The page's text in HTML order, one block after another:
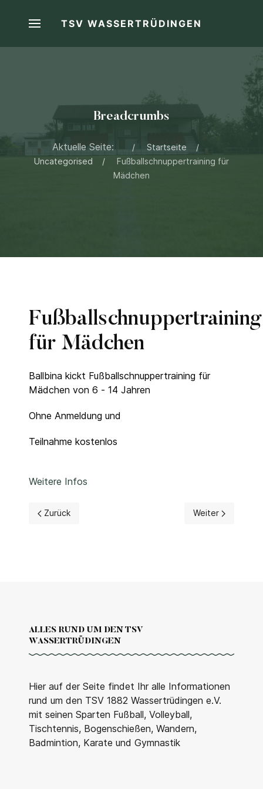
TSV WASSERTRÜDINGEN
Breadcrumbs
Aktuelle Seite:
Startseite
Uncategorised
Fußballschnuppertraining für
Mädchen
Fußballschnuppertraining
für Mädchen
Ballbina kickt Fußballschnuppertraining für
Mädchen von 6 - 14 Jahren
Ohne Anmeldung und
Teilnahme kostenlos
Weitere Infos
Vorheriger Beitrag: Spielplan Mitternachtsturnier 2025
Zurück Nächster
Weiter
ALLES RUND UM DEN TSV
WASSERTRÜDINGEN
Hier auf der Seite findet Ihr alle Informationen
rund um den TSV 1882 Wassertrüdingen e.V.
mit seinen Sparten Fußball, Volleyball,
Tischtennis, Bogenschießen, Wandern,
Badmintion, Karate und Gymnastik